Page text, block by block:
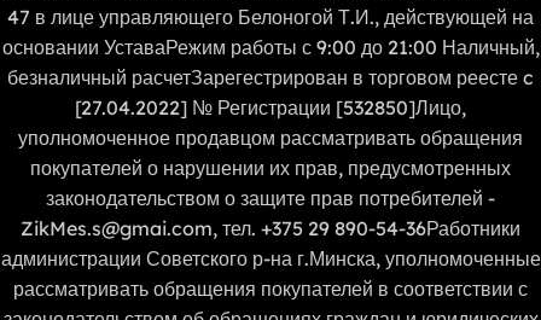
47 в лице управляющего Белоногой Т.И., действующей на
основании УставаРежим работы с 9:00 до 21:00 Наличный,
безналичный расчетЗарегестрирован в торговом реесте c
[27.04.2022] № Регистрации [532850]Лицо,
уполномоченное продавцом рассматривать обращения
покупателей о нарушении их прав, предусмотренных
законодательством о защите прав потребителей -
ZikMes.s@gmai.com, тел. +375 29 890-54-36Работники
администрации Советского р-на г.Минска, уполномоченные
рассматривать обращения покупателей в соответствии с